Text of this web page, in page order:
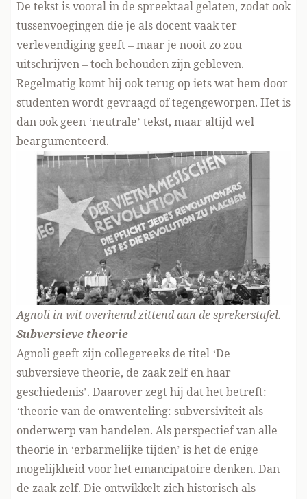
De tekst is vooral in de spreektaal gelaten, zodat ook
tussenvoegingen die je als docent vaak ter
verlevendiging geeft – maar je nooit zo zou
uitschrijven – toch behouden zijn gebleven.
Regelmatig komt hij ook terug op iets wat hem door
studenten wordt gevraagd of tegengeworpen. Het is
dan ook geen ‘neutrale’ tekst, maar altijd wel
beargumenteerd.
Agnoli in wit overhemd zittend aan de sprekerstafel.
Subversieve theorie
Agnoli geeft zijn collegereeks de titel ‘De
subversieve theorie, de zaak zelf en haar
geschiedenis’. Daarover zegt hij dat het betreft:
‘theorie van de omwenteling: subversiviteit als
onderwerp van handelen. Als perspectief van alle
theorie in ‘erbarmelijke tijden’ is het de enige
mogelijkheid voor het emancipatoire denken. Dan
de zaak zelf. Die ontwikkelt zich historisch als